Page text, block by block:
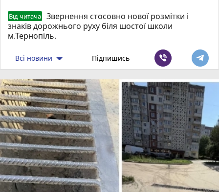
Від читача
Звернення стосовно нової розмітки і
знаків дорожнього руху біля шостої школи
м.Тернопіль.
Всі новини Підпишись